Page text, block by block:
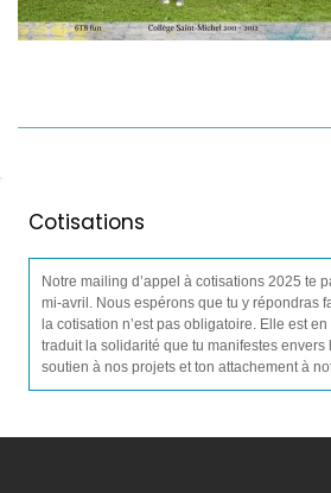
Cotisations
Notre mailing d’appel à cotisations 2025 te
mi-avril. Nous espérons que tu y répondras
la cotisation n’est pas obligatoire. Elle est
traduit la solidarité que tu manifestes envers
soutien à nos projets et ton attachement à